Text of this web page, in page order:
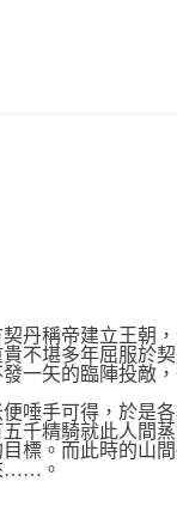
丹稱帝建立王朝
不堪多年屈服於
一矢的臨陣投敵
唾手可得，於是
千精騎就此人間
標。而此時的山
……。